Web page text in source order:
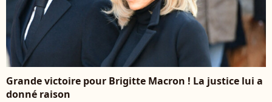
Grande victoire pour Brigitte Macron ! La justice lui a
donné raison